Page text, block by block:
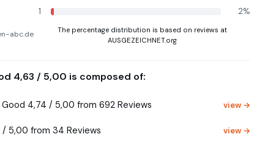
abc.de
1
2%
The percentage distribution is based on reviews at
AUSGEZEICHNET.org
4,63 / 5,00 is composed of:
4,74 / 5,00 from 692 Reviews view →
5,00 from 34 Reviews view →